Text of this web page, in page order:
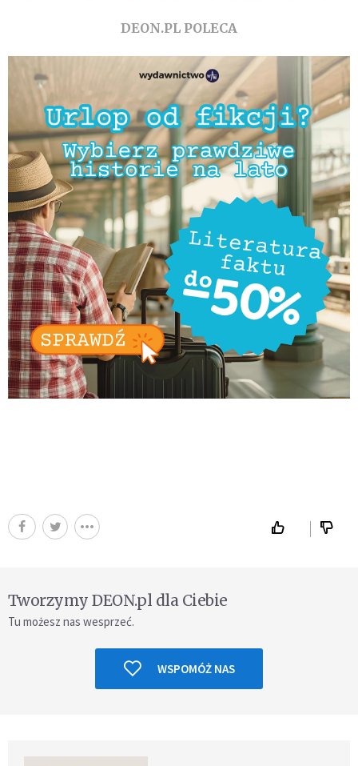
DEON.PL POLECA
Tworzymy DEON.pl dla Ciebie
Tu możesz nas wesprzeć.
WSPOMÓŻ NAS